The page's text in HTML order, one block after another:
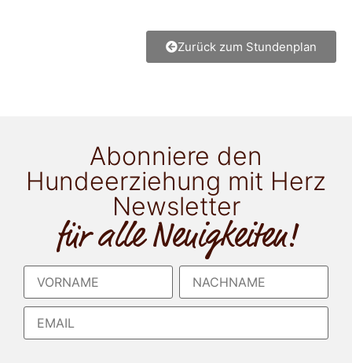
Zurück zum Stundenplan
Abonniere den
Hundeerziehung mit Herz
Newsletter
für alle Neuigkeiten!